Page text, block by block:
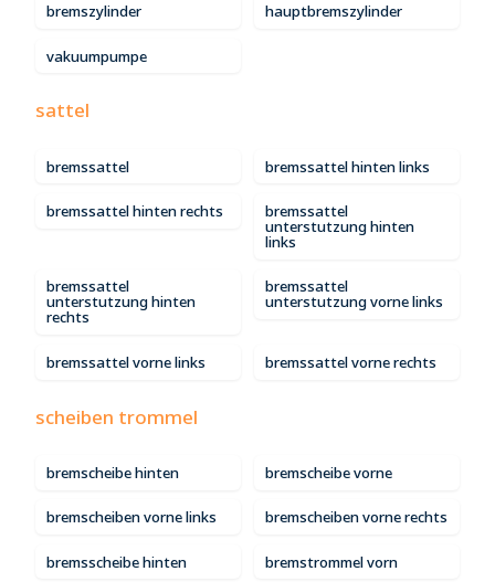
bremszylinder hauptbremszylinder
vakuumpumpe
sattel
bremssattel bremssattel hinten links
bremssattel hinten rechts bremssattel
unterstutzung hinten
links
bremssattel
unterstutzung hinten
rechts
bremssattel
unterstutzung vorne links
bremssattel vorne links bremssattel vorne rechts
scheiben trommel
bremscheibe hinten bremscheibe vorne
bremscheiben vorne links bremscheiben vorne rechts
bremsscheibe hinten bremstrommel vorn